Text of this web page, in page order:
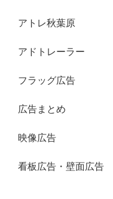
アトレ秋葉原
アドトレーラー
フラッグ広告
広告まとめ
映像広告
看板広告・壁面広告